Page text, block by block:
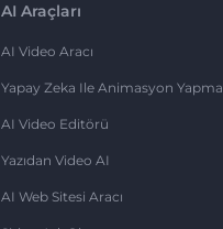
AI Araçları
AI Video Aracı
Yapay Zeka Ile Animasyon Yapma
AI Video Editörü
Yazıdan Video AI
AI Web Sitesi Aracı